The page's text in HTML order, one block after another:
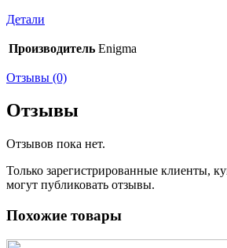
Детали
Производитель Enigma
Отзывы (0)
Отзывы
Отзывов пока нет.
Только зарегистрированные клиенты,
могут публиковать отзывы.
Похожие товары